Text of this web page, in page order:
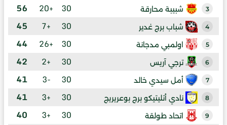
3 شبيبة محارقة 30
+20
56
4 شباب برج غدير 30
+7
45
5 اولمبي مدجانة 30
+26
44
6 ترجي آريس 30
+2
42
7 أمل سيدي خالد 30
-3
41
8 نادي أتليتيكو برج بوعريريج 30
+3
41
9 اتحاد طولقة 30
+3
40